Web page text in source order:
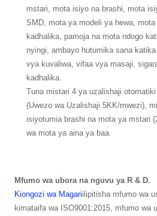
mstari, mota isiyo na brashi, mota
SMD, mota ya modeli ya hewa,
kadhalika, pamoja na mota ndogo
nyingi, ambayo hutumika sana
vya kuvaliwa, vifaa vya masaji,
kadhalika.
Tuna mistari 4 ya uzalishaji
(Uwezo wa Uzalishaji 5KK/mwezi),
isiyotumia brashi na mota ya mstari
wa mota ya aina ya baa.
Mfumo wa ubora na nguvu ya R & D.
Kiongozi wa Magariilipitisha mfumo wa
kimataifa wa ISO9001:2015, mfumo wa